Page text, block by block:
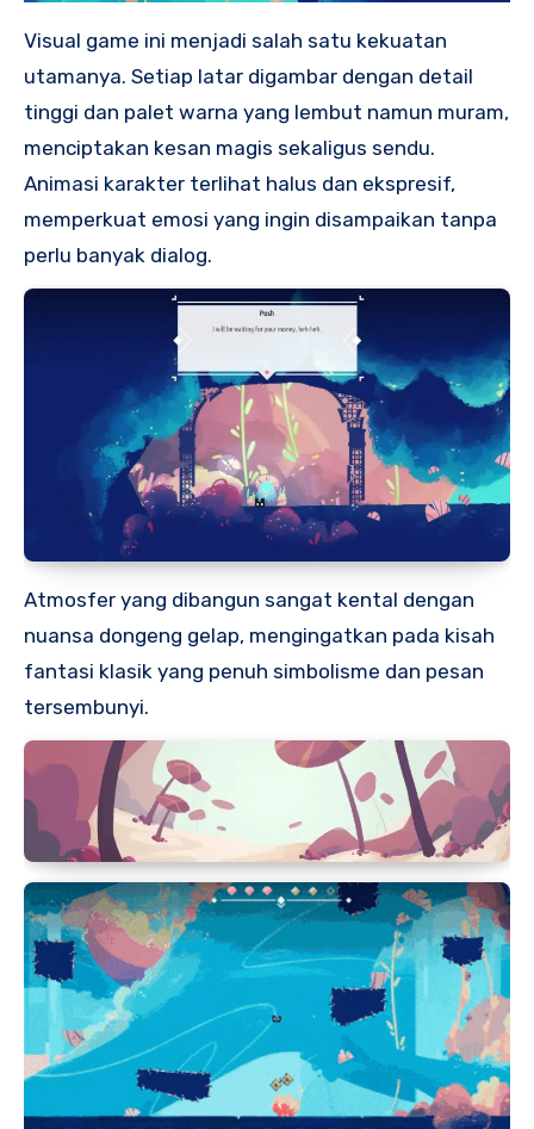
Visual game ini menjadi salah satu kekuatan
utamanya. Setiap latar digambar dengan detail
tinggi dan palet warna yang lembut namun muram,
menciptakan kesan magis sekaligus sendu.
Animasi karakter terlihat halus dan ekspresif,
memperkuat emosi yang ingin disampaikan tanpa
perlu banyak dialog.
Atmosfer yang dibangun sangat kental dengan
nuansa dongeng gelap, mengingatkan pada kisah
fantasi klasik yang penuh simbolisme dan pesan
tersembunyi.